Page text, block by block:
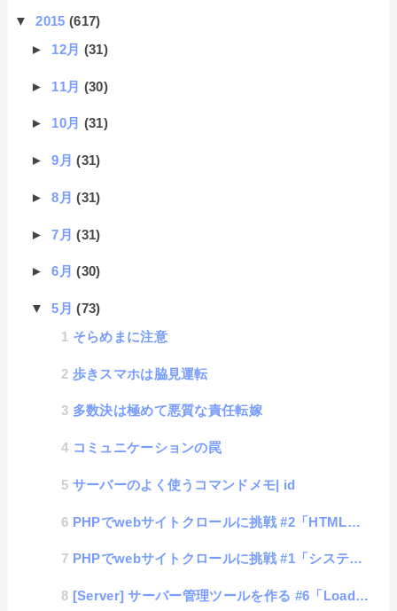
▼2015(617)
► 12月 (31)
► 11月 (30)
► 10月 (31)
►9月(31)
►8月(31)
►7月(31)
►6月(30)
▼5月(73)
そらめまに注意
歩きスマホは脇見運転
多数決は極めて悪質な責任転嫁
コミュニケーションの罠
サーバーのよく使うコマンドメモ| id
PHPでwebサイトクロールに挑戦 #2「HTMLの取得」
PHPでwebサイトクロールに挑戦 #1「システム考案」
[Server] サーバー管理ツールを作る #6「LoadAverage値の取得」